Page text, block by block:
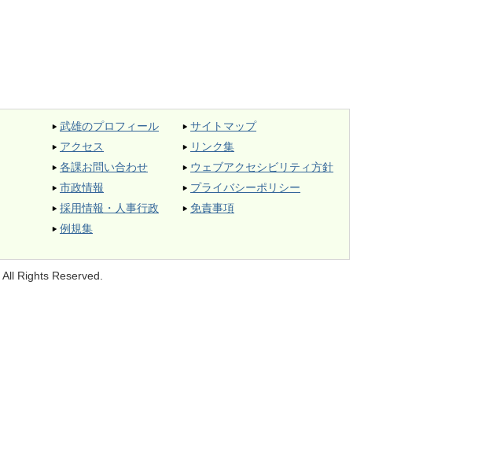
武雄のプロフィール
アクセス
各課お問い合わせ
市政情報
採用情報・人事行政
例規集
サイトマップ
リンク集
ウェブアクセシビリティ方針
プライバシーポリシー
免責事項
All Rights Reserved.